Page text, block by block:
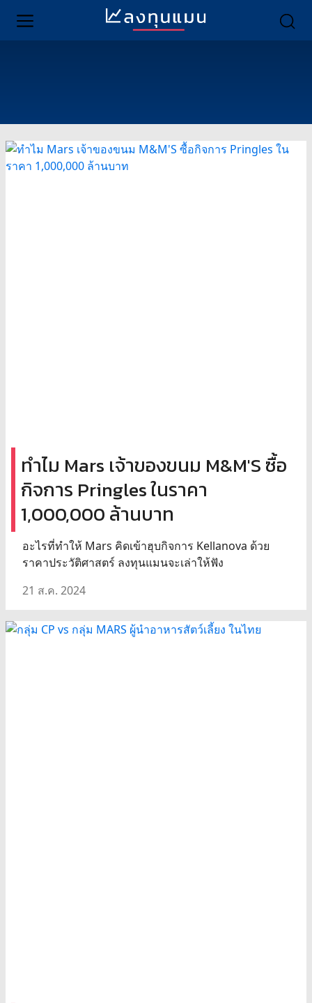
ทำไม Mars เจ้าของขนม M&M'S ซื้อ
กิจการ Pringles ในราคา
1,000,000 ล้านบาท
อะไรที่ทำให้ Mars คิดเข้าฮุบกิจการ Kellanova ด้วย
ราคาประวัติศาสตร์ ลงทุนแมนจะเล่าให้ฟัง
21 ส.ค. 2024